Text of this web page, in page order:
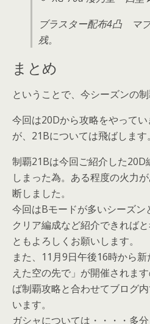
ブラスター配布4凸 マ
残。
まとめ
ということで、今シーズンの制
今回は20Dから攻略をやって
が、21Bについては飛ばします。
制覇21Bは今回ご紹介した20D
しまった為。ある程度の火力
断しました。
今回はBモードが多いシーズ
クリア編成など紹介できれば
ともよろしくお願いします。
また、11月9日午後16時から
えた空の先で」が開催されま
ば制覇攻略と合わせてブログ
います。
ガシャについては・・・・多